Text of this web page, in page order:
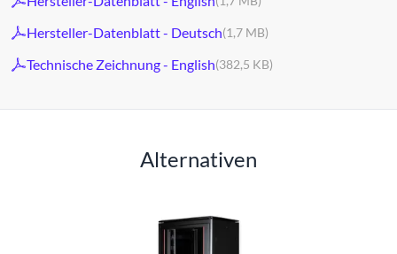
Hersteller-Datenblatt - Deutsch(1,7 MB)
Technische Zeichnung - English(382,5 KB)
Alternativen